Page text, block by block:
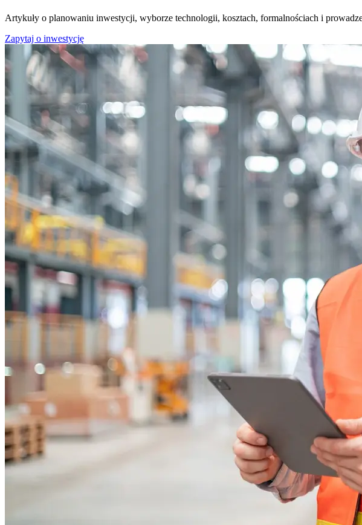
Artykuły o planowaniu inwestycji, wyborze technologii, kosztach, formalnościach i
Zapytaj o inwestycję